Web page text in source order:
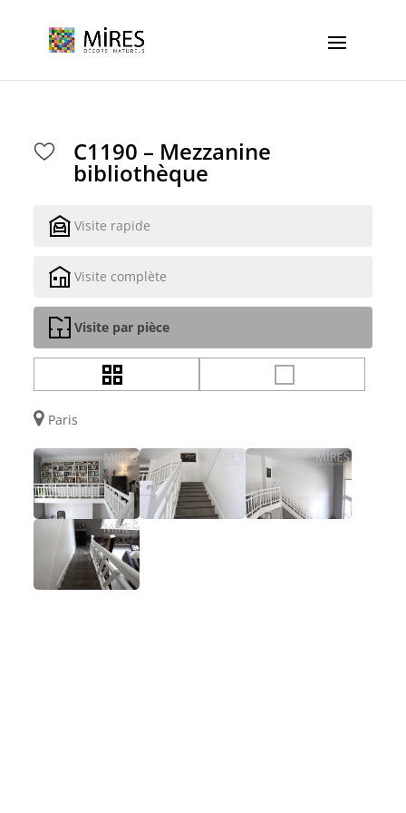
C1190 – Mezzanine
bibliothèque
Visite rapide
Visite complète
Visite par pièce
Paris